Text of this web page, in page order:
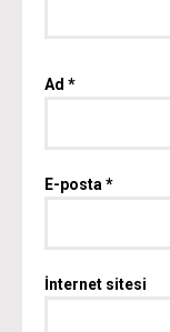
Ad *
E-posta *
İnternet sitesi